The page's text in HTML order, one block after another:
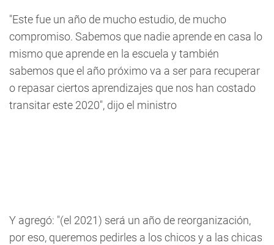
"Este fue un año de mucho estudio, de mucho
compromiso. Sabemos que nadie aprende en casa lo
mismo que aprende en la escuela y también
sabemos que el año próximo va a ser para recuperar
o repasar ciertos aprendizajes que nos han costado
transitar este 2020", dijo el ministro
Y agregó: "(el 2021) será un año de reorganización,
por eso, queremos pedirles a los chicos y a las chicas